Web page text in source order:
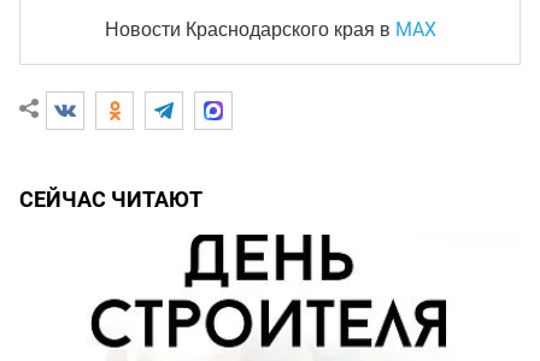
Новости Краснодарского края в MAX
СЕЙЧАС ЧИТАЮТ